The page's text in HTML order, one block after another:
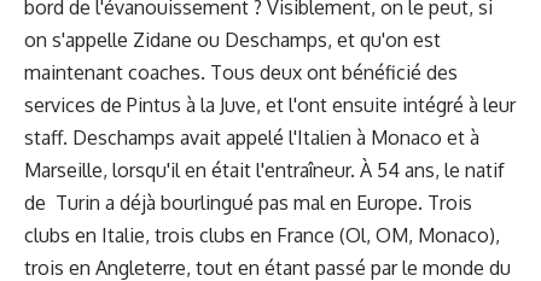
bord de l'évanouissement ? Visiblement, on le peut, si
on s'appelle Zidane ou Deschamps, et qu'on est
maintenant coaches. Tous deux ont bénéficié des
services de Pintus à la Juve, et l'ont ensuite intégré à leur
staff. Deschamps avait appelé l'Italien à Monaco et à
Marseille, lorsqu'il en était l'entraîneur. À 54 ans, le natif
de Turin a déjà bourlingué pas mal en Europe. Trois
clubs en Italie, trois clubs en France (Ol, OM, Monaco),
trois en Angleterre, tout en étant passé par le monde du